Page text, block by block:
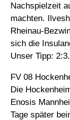
Nachspielzeit
machten.
Rheinau-
sich die
Unser Tipp: 2:3.
FV 08
Die
Enosis
Tage später